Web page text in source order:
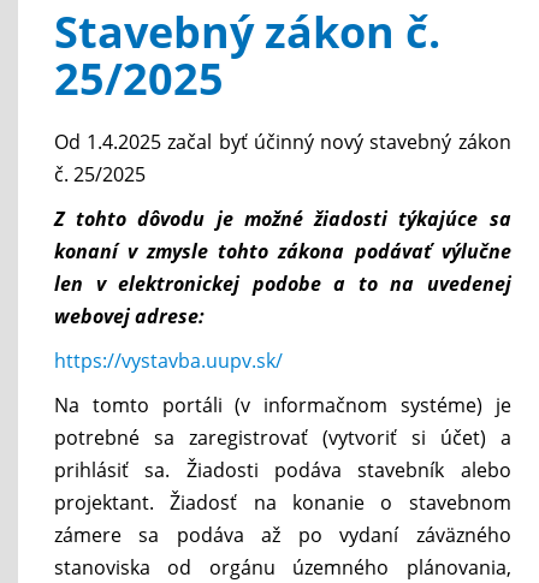
Stavebný zákon č.
25/2025
Od 1.4.2025 začal byť účinný nový stavebný zákon
č. 25/2025
Z tohto dôvodu je možné žiadosti týkajúce sa
konaní v zmysle tohto zákona podávať výlučne
len v elektronickej podobe a to na uvedenej
webovej adrese:
https://vystavba.uupv.sk/
Na tomto portáli (v informačnom systéme) je
potrebné sa zaregistrovať (vytvoriť si účet) a
prihlásiť sa. Žiadosti podáva stavebník alebo
projektant. Žiadosť na konanie o stavebnom
zámere sa podáva až po vydaní záväzného
stanoviska od orgánu územného plánovania,